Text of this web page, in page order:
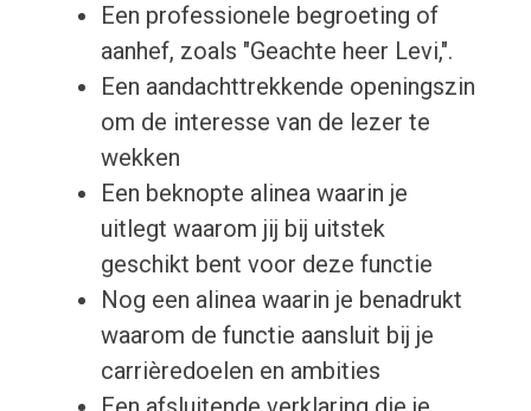
Een professionele begroeting of
aanhef, zoals "Geachte heer Levi,".
Een aandachttrekkende openingszin
om de interesse van de lezer te
wekken
Een beknopte alinea waarin je
uitlegt waarom jij bij uitstek
geschikt bent voor deze functie
Nog een alinea waarin je benadrukt
waarom de functie aansluit bij je
carrièredoelen en ambities